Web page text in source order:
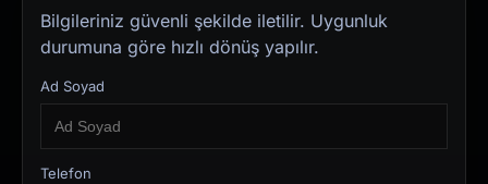
Bilgileriniz güvenli şekilde iletilir. Uygunluk
durumuna göre hızlı dönüş yapılır.
Ad Soyad
Telefon